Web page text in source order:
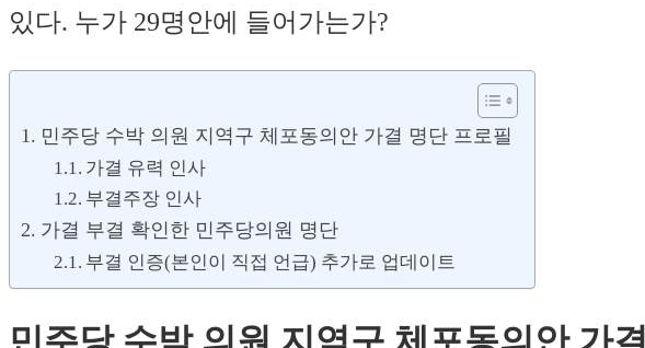
있다. 누가 29명안에 들어가는가?
민주당 수박 의원 지역구 체포동의안 가결 명단 프로필
가결 유력 인사
부결주장 인사
가결 부결 확인한 민주당의원 명단
부결 인증(본인이 직접 언급) 추가로 업데이트